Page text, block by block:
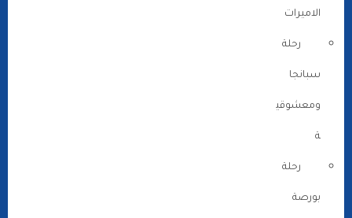
الاميرات
رحلة
سبانجا
ومعشوقي
ة
رحلة
بورصة